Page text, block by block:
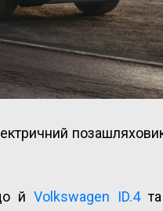
й Volkswagen ID.4та